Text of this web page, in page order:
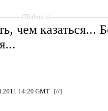
(Подпись)
чем казаться...
14:20 GMT [//]